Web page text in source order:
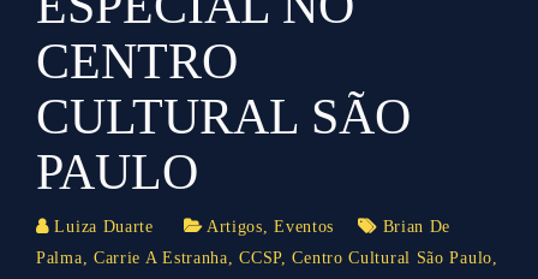
CENTRO
CULTURAL SÃO
PAULO
Luiza Duarte Artigos,Eventos
Brian De
Palma, Carrie A Estranha,CCSP,Centro Cultural São Paulo,